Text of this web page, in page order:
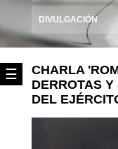
☰
DIVULGACIÓN
CHARLA
DERROTAS
DEL